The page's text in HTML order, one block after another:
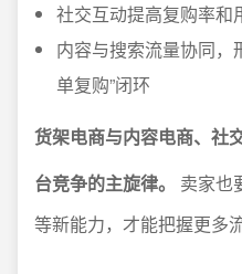
社交互动提高复购率和
内容与搜索流量协同，
单复购”闭环
货架电商与内容电商、社
台竞争的主旋律。
卖家也
等新能力，才能把握更多